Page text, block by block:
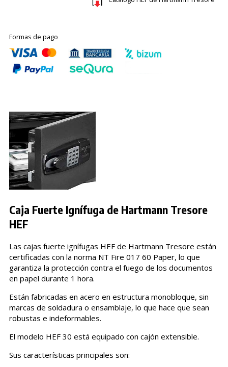
Formas de pago
Caja Fuerte Ignífuga de Hartmann Tresore
HEF
Las cajas fuerte ignífugas HEF de Hartmann Tresore están
certificadas con la norma NT Fire 017 60 Paper, lo que
garantiza la protección contra el fuego de los documentos
en papel durante 1 hora.
Están fabricadas en acero en estructura monobloque, sin
marcas de soldadura o ensamblaje, lo que hace que sean
robustas e indeformables.
El modelo HEF 30 está equipado con cajón extensible.
Sus características principales son: